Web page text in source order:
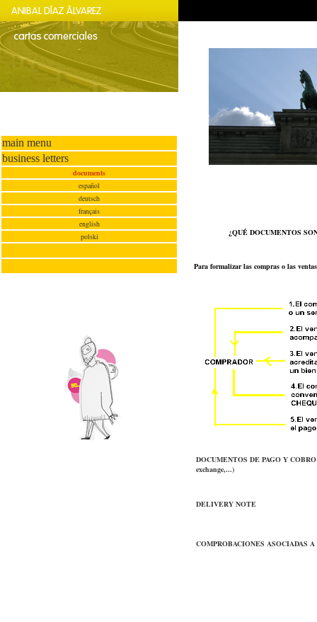
¿QUÉ DOCUMENTOS
Para formalizar las compras o las
DOCUMENTOS DE PAGO Y
exchange,...)
DELIVERY NOTE
COMPROBACIONES ASOCIADAS
main menu
business letters
documents
español
deutsch
français
english
polski